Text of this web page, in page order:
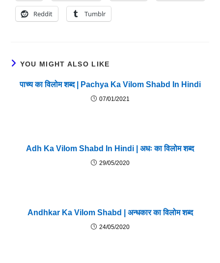
Reddit Tumblr
YOU MIGHT ALSO LIKE
पाच्य का विलोम शब्द | Pachya Ka Vilom Shabd In Hindi
07/01/2021
Adh Ka Vilom Shabd In Hindi | अधः का विलोम शब्द
29/05/2020
Andhkar Ka Vilom Shabd | अन्धकार का विलोम शब्द
24/05/2020